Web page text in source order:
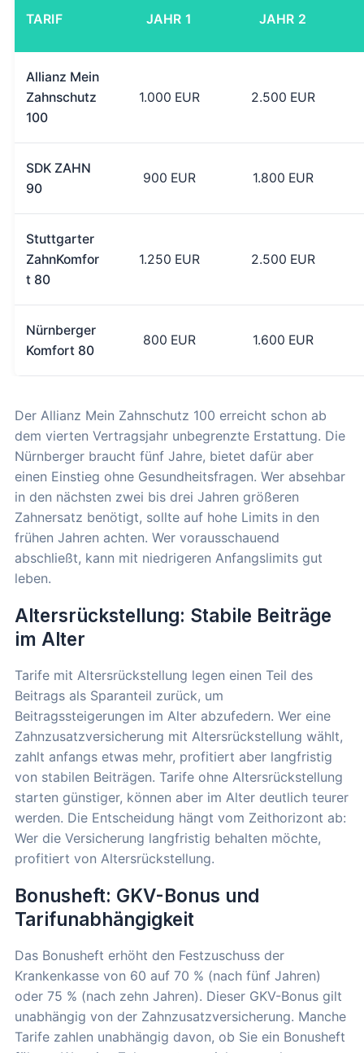
TARIF JAHR 1 JAHR 2
Allianz Mein
Zahnschutz
100
1.000 EUR 2.500 EUR
SDK ZAHN
90
900 EUR 1.800 EUR
Stuttgarter
ZahnKomfor
t 80
1.250 EUR 2.500 EUR
Nürnberger
Komfort 80
800 EUR 1.600 EUR
Der Allianz Mein Zahnschutz 100 erreicht schon ab
dem vierten Vertragsjahr unbegrenzte Erstattung. Die
Nürnberger braucht fünf Jahre, bietet dafür aber
einen Einstieg ohne Gesundheitsfragen. Wer absehbar
in den nächsten zwei bis drei Jahren größeren
Zahnersatz benötigt, sollte auf hohe Limits in den
frühen Jahren achten. Wer vorausschauend
abschließt, kann mit niedrigeren Anfangslimits gut
leben.
Altersrückstellung: Stabile Beiträge
im Alter
Tarife mit Altersrückstellung legen einen Teil des
Beitrags als Sparanteil zurück, um
Beitragssteigerungen im Alter abzufedern. Wer eine
Zahnzusatzversicherung mit Altersrückstellung wählt,
zahlt anfangs etwas mehr, profitiert aber langfristig
von stabilen Beiträgen. Tarife ohne Altersrückstellung
starten günstiger, können aber im Alter deutlich teurer
werden. Die Entscheidung hängt vom Zeithorizont ab:
Wer die Versicherung langfristig behalten möchte,
profitiert von Altersrückstellung.
Bonusheft: GKV-Bonus und
Tarifunabhängigkeit
Das Bonusheft erhöht den Festzuschuss der
Krankenkasse von 60 auf 70 % (nach fünf Jahren)
oder 75 % (nach zehn Jahren). Dieser GKV-Bonus gilt
unabhängig von der Zahnzusatzversicherung. Manche
Tarife zahlen unabhängig davon, ob Sie ein Bonusheft